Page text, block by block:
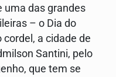
uma das grandes
– o Dia do
a cidade de
Santini, pelo
que tem se